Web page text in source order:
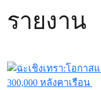
รายงาน